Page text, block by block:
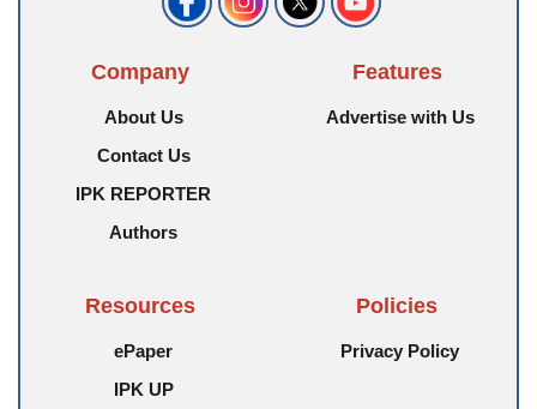
Company
About Us
Contact Us
IPK REPORTER
Authors
Features
Advertise with Us
Resources
ePaper
IPK UP
Policies
Privacy Policy